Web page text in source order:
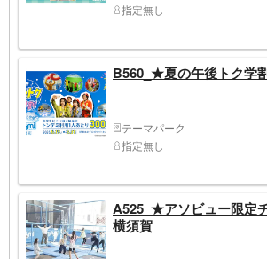
指定無し
B560_★夏の午後トク学
テーマパーク
指定無し
A525_★アソビュー限定
横須賀